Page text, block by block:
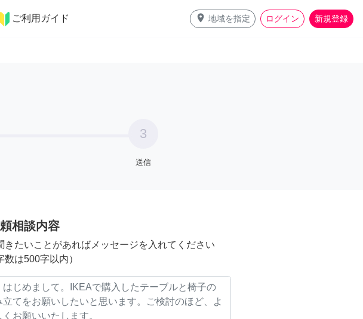
ご利用ガイド place 地域を指定 ログイン 新規登録
ト 料理
3
送信
相談内容
きたいことがあればメッセージを入れてください
数は500字以内）